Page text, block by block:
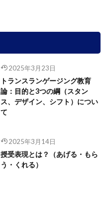
2025年3月23日
トランスランゲージング教育
論：目的と3つの綱（スタン
ス、デザイン、シフト）につい
て
2025年3月14日
授受表現とは？（あげる・もら
う・くれる）